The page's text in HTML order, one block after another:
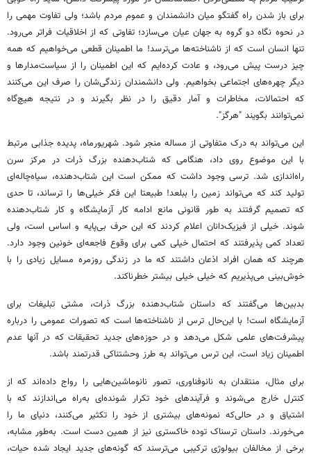
برای باز شدن راه گفتگو میان دانشمندان و عموم مردم باشد؛ ولی تفاوت مهمی را
در نحوه نگاه دو گروه به جهان عیان می‌سازد؛ تفاوتی که از اخلاقیات فراتر می‌رود.
تنها انسان است که از ناشناخته‌ها می‌ترسد! ما اطمینان قطعی می‌خواهیم که همه
چیز درست پیش می‌رود، و عادت کرده‌ایم که این اطمینان را از سیاست‌مدارها و
دیگر چهره‌های اجتماعی بخواهیم. ولی دانشمندان زندگی‌شان را صرف این می‌کنند
که احتمالات، مخاطرات و آمار دقیق را در نظر بگیرند و در نتیجه هیچ‌گاه
نمی‌توانند بگویند "هرگز".
این می‌تواند به درک متفاوتی از مساله منجر شود. شهریورماه، پدیده جذابی مرتبط
با این موضوع روی داد، هنگامی که شتاب‌دهنده بزرگ ذرات در مرکز سرن
راه‌اندازی شد. ترسی وجود داشت که ممکن است این شتاب‌دهنده، سیاه‌چاله‌ای
تولید کند که می‌تواند زمین را ببلعد! طبیعتا این فکر خیلی‌ها را ترساند، تا حدی
که تصمیم گرفتند به طور قانونی مانع ادامه کار آزمایشگاه و کار شتاب‌دهنده
شوند. خیلی از فیزیک‌دانان اعلام کردند که این حرف بی‌پایه و اساس است، ولی
تعداد کمی پذیرفتند که احتمال خیلی کمی برای وقوع فاجعه‌ای خونین وجود دارد.
هرچند که همان افراد اذعان داشتند که ما در زندگی روزمره مسایل زیادی را با
خوش‌بینی می‌پذیریم که خیلی خیلی بیشتر خطرناکند.
بدبین‌ها می‌گفتند که داستان شتاب‌دهنده بزرگ ذرات، مشتی تبلیغات برای
آزمایشگاه است! با این‌حال ترس از ناشناخته‌ها است که تصورات عمومی را درباره
پیشرفت‌های علمی شکل می‌دهد و در حوزه‌های جدید تحقیقات که در آنها عدم
اطمینان زیاد است، این ترس می‌تواند به طرز وحشتناکی قدرتمند باشد.
برای مثال، منتقدان به نانوفناوری، تصور نانوماشین‌هایی را رواج داده‌اند که از
کنترل خارج می‌شوند و فرآیندهای خود تکرار شونده‌ای به‌راه می‌اندازند که با
اشتیاق و در حالی‌که نمونه‌های بیشتری از خود را تکثیر می‌کنند، دنیای ما را
می‌خورند. داستان ترسناک توده خاکستری نیز از همین دست است. به‌طور مشابه،
برخی از مخالفان بیولوژی ترکیبی می‌ترسند که گونه‌های جدید ایجاد شده حیات،